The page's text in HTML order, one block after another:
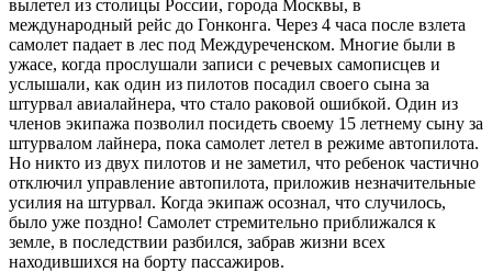
вылетел из столицы России, города Москвы, в
международный рейс до Гонконга. Через 4 часа после взлета
самолет падает в лес под Междуреченском. Многие были в
ужасе, когда прослушали записи с речевых самописцев и
услышали, как один из пилотов посадил своего сына за
штурвал авиалайнера, что стало раковой ошибкой. Один из
членов экипажа позволил посидеть своему 15 летнему сыну за
штурвалом лайнера, пока самолет летел в режиме автопилота.
Но никто из двух пилотов и не заметил, что ребенок частично
отключил управление автопилота, приложив незначительные
усилия на штурвал. Когда экипаж осознал, что случилось,
было уже поздно! Самолет стремительно приближался к
земле, в последствии разбился, забрав жизни всех
находившихся на борту пассажиров.